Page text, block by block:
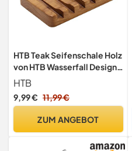
HTB Teak Seifenschale Holz
von HTB Wasserfall Design,
1 Pack
HTB
9,99 € 11,99 €
ZUM ANGEBOT